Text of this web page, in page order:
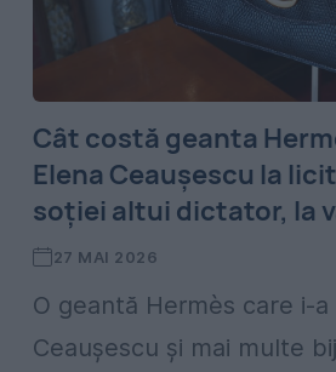
Cât costă geanta
Elena Ceaușescu la
soției altui dictator, la
27 MAI 2026
O geantă Hermès care i-
Ceaușescu și mai multe